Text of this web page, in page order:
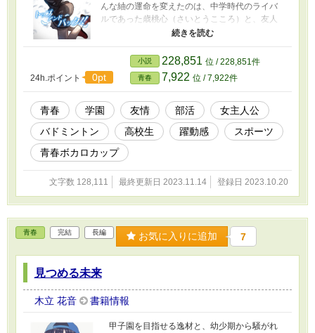
んな紬の運命を変えたのは、中学時代のライバ
ルであった歳桃心（さいとうこころ）と、友人
の石黒紗枝（いしぐろさえ）だった。 「私と一
緒にダブルスやろうよ！」 二人の説得によ
り、肩があがらなくてもプレーできる前衛専門
のプレイヤーとして、紬は再びバドミントン部
に入部する。 なぜ、彼女は事故に遭ったの
か？ なぜ、彼女は中三のとき試合をボイコッ
トしたのか？ 紬の過去を知っているかつての
チームメイト、神宮寺姫子（じんぐうじひめ
こ）と再会したことで、紬の運命は再び動き出
した――。 さあ行こう！ インターハイの頂
点へ。 これは、団体戦でインターハイの頂点
を目指す彼女らの、青春バドミントンストーリ
ーだ。 表紙イラスト担当：Siena様 タイトルロ
ゴ担当：立藤 夕貴様（@tokinote216） 大変お世
24h.ポイント 0pt
小説 228,851 位 / 228,851件
青春 7,922 位 / 7,922件
青春 学園 友情 部活
女主人公
バドミントン
高校生 躍動感
スポーツ
青春ボカロカップ
文字数 128,111 最終更新日 2023.11.14 登録日 2023.10.20
青春 完結 長編 お気に入りに追加 7
見つめる未来
木立 花音 書籍情報
甲子園を目指せる逸材と、幼少期から騒がれ